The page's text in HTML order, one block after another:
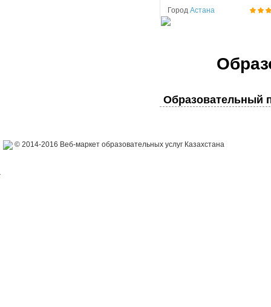
Город Астана
Образовательный
© 2014-2016 Веб-маркет образовательных услуг Казахстана